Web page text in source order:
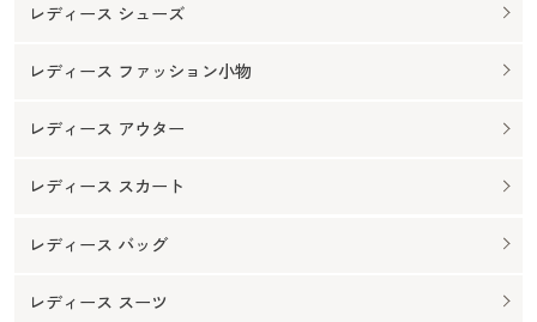
レディース シューズ
レディース ファッション小物
レディース アウター
レディース スカート
レディース バッグ
レディース スーツ